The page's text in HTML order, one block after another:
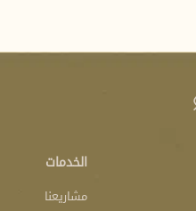
الخدمات
مشاريعنا